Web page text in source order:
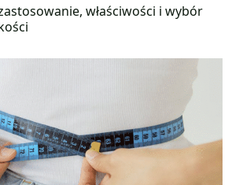
właściwości i wybór